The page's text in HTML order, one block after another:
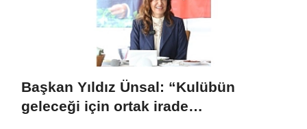
Başkan Yıldız Ünsal: “Kulübün
geleceği için ortak irade